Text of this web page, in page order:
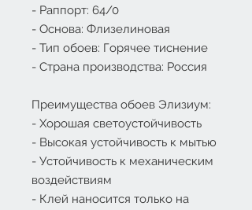
- Раппорт: 64/0
- Основа: Флизелиновая
- Тип обоев: Горячее тиснение
- Страна производства: Россия
Преимущества обоев Элизиум:
- Хорошая светоустойчивость
- Высокая устойчивость к мытью
- Устойчивость к механическим
воздействиям
- Клей наносится только на